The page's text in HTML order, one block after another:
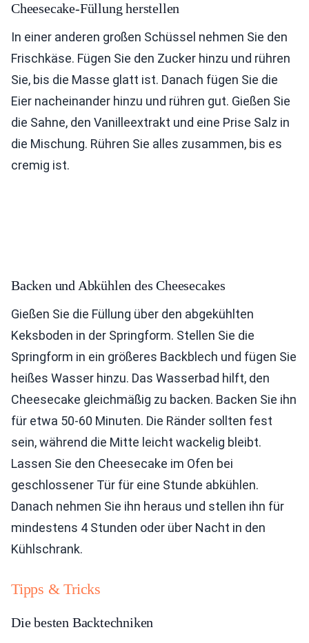
Cheesecake-Füllung herstellen
In einer anderen großen Schüssel nehmen Sie den
Frischkäse. Fügen Sie den Zucker hinzu und rühren
Sie, bis die Masse glatt ist. Danach fügen Sie die
Eier nacheinander hinzu und rühren gut. Gießen Sie
die Sahne, den Vanilleextrakt und eine Prise Salz in
die Mischung. Rühren Sie alles zusammen, bis es
cremig ist.
Backen und Abkühlen des Cheesecakes
Gießen Sie die Füllung über den abgekühlten
Keksboden in der Springform. Stellen Sie die
Springform in ein größeres Backblech und fügen Sie
heißes Wasser hinzu. Das Wasserbad hilft, den
Cheesecake gleichmäßig zu backen. Backen Sie ihn
für etwa 50-60 Minuten. Die Ränder sollten fest
sein, während die Mitte leicht wackelig bleibt.
Lassen Sie den Cheesecake im Ofen bei
geschlossener Tür für eine Stunde abkühlen.
Danach nehmen Sie ihn heraus und stellen ihn für
mindestens 4 Stunden oder über Nacht in den
Kühlschrank.
Tipps & Tricks
Die besten Backtechniken